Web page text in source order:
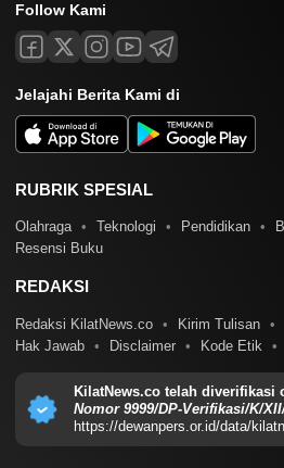
Follow Kami
Jelajahi Berita Kami di
RUBRIK SPESIAL
Olahraga Teknologi Pendidikan
Resensi Buku
REDAKSI
Redaksi KilatNews.co Kirim Tulisan
Hak Jawab
Disclaimer Kode Etik
KilatNews.co telah diverifikasi
Nomor 9999/DP-Verifikasi/K/
https://dewanpers.or.id/data/